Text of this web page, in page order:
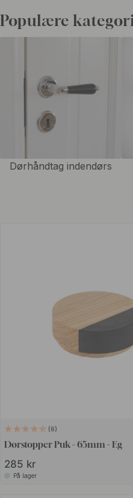
sikrere miljø for dig og din
sted på gulvet, væggen eller
os, der vil opfylde sin funktion.
vil forhindre, at døren rammer
Populære
Dørhåndtag indendørs
6
Dørstopper Puk - 65mm - Eg
285 kr
På lager